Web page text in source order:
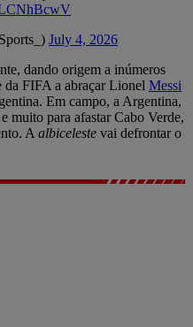
July 4, 2026
dando origem a inúmeros
da FIFA a abraçar Lionel Messi
Em campo, a Argentina,
muito para afastar Cabo Verde,
A albiceleste vai defrontar o